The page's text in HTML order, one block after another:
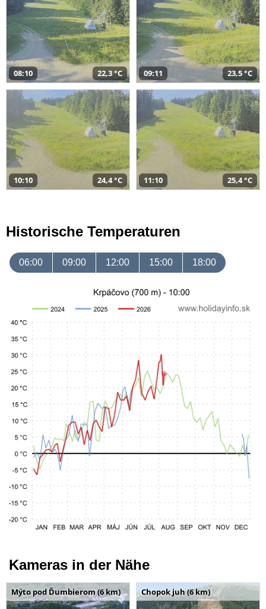
08:10 22,3 °C 09:11 23,5 °C
10:10 24,4 °C 11:10 25,4 °C
Historische Temperaturen
06:00 09:00 12:00 15:00 18:00
Kameras in der Nähe
Mýto pod Ďumbierom (6 km) Chopok juh (6 km)